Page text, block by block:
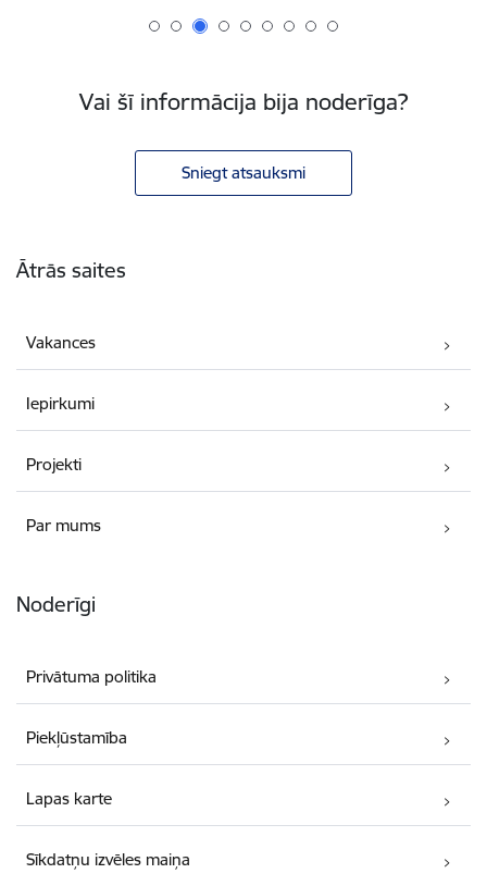
Vai šī informācija bija noderīga?
Sniegt atsauksmi
Ātrās saites
Vakances
Iepirkumi
Projekti
Par mums
Noderīgi
Privātuma politika
Piekļūstamība
Lapas karte
Sīkdatņu izvēles maiņa